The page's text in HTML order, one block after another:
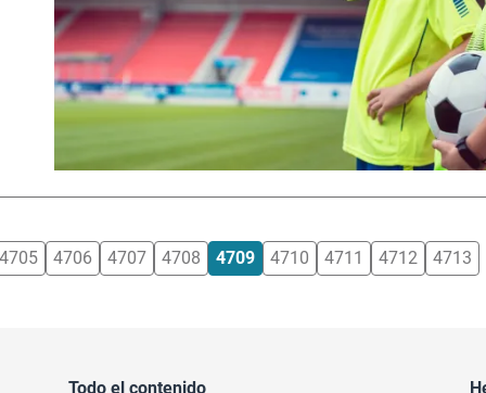
4706 4707 4708 4709 4710 4711 4712 4713
Todo el contenido